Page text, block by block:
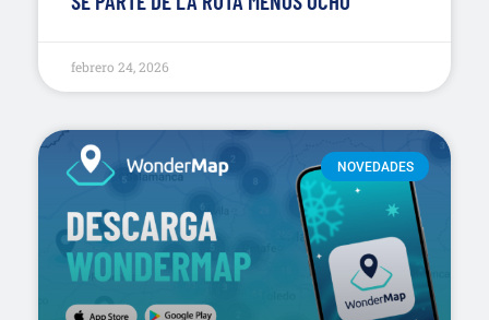
febrero 24, 2026
NOVEDADES